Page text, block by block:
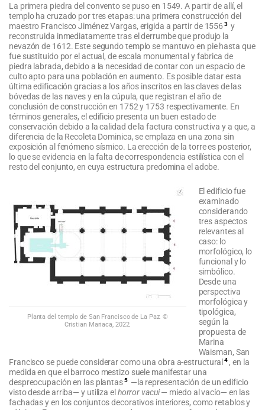
La primera piedra del convento se puso en 1549. A partir de allí, el
templo ha cruzado por tres etapas: una primera construcción del
maestro Francisco Jiménez Vargas, erigida a partir de 1556 3 y
reconstruida inmediatamente tras el derrumbe que produjo la
nevazón de 1612. Este segundo templo se mantuvo en pie hasta que
fue sustituido por el actual, de escala monumental y fabrica de
piedra labrada, debido a la necesidad de contar con un espacio de
culto apto para una población en aumento. Es posible datar esta
última edificación gracias a los años inscritos en las claves de las
bóvedas de las naves y en la cúpula, que registran el año de
conclusión de construcción en 1752 y 1753 respectivamente. En
términos generales, el edificio presenta un buen estado de
conservación debido a la calidad de la factura constructiva y a que, a
diferencia de la Recoleta Dominica, se emplaza en una zona sin
exposición al fenómeno sísmico. La erección de la torre es posterior,
lo que se evidencia en la falta de correspondencia estilística con el
resto del conjunto, en cuya estructura predomina el adobe.
Planta del templo de San Francisco de La Paz. ©
Cristian Mariaca, 2022.
El edificio fue
examinado
considerando
tres aspectos
relevantes al
caso: lo
morfológico, lo
funcional y lo
simbólico.
Desde una
perspectiva
morfológica y
tipológica,
según la
propuesta de
Marina
Waisman, San
Francisco se puede considerar como una obra a-estructural 4 , en la
medida en que el barroco mestizo suele manifestar una
despreocupación en las plantas5 —la representación de un edificio
visto desde arriba— y utiliza el horror vacui— miedo al vacío— en las
fachadas y en los conjuntos decorativos interiores, como retablos y